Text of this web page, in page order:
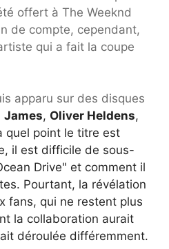
offert à The Weeknd
de compte, cependant,
qui a fait la coupe
apparu sur des disques
James, Oliver Heldens,
quel point le titre est
il est difficile de sous-
Drive" et comment il
Pourtant, la révélation
fans, qui ne restent plus
la collaboration aurait
déroulée différemment.